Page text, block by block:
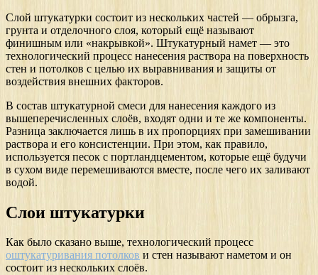
Слой штукатурки состоит из нескольких частей — обрызга,
грунта и отделочного слоя, который ещё называют
финишным или «накрывкой». Штукатурный намет — это
технологический процесс нанесения раствора на поверхность
стен и потолков с целью их выравнивания и защиты от
воздействия внешних факторов.
В состав штукатурной смеси для нанесения каждого из
вышеперечисленных слоёв, входят одни и те же компоненты.
Разница заключается лишь в их пропорциях при замешивании
раствора и его консистенции. При этом, как правило,
используется песок с портландцементом, которые ещё будучи
в сухом виде перемешиваются вместе, после чего их заливают
водой.
Слои штукатурки
Как было сказано выше, технологический процесс
оштукатуривания потолков и стен называют наметом и он
состоит из нескольких слоёв.